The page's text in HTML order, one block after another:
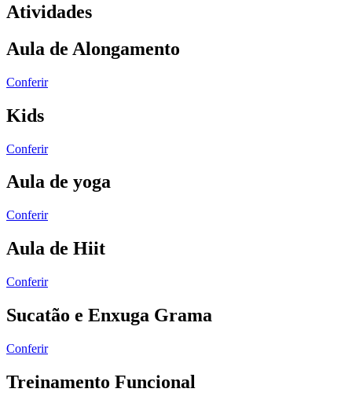
Atividades
Aula de Alongamento
Conferir
Kids
Conferir
Aula de yoga
Conferir
Aula de Hiit
Conferir
Sucatão e Enxuga Grama
Conferir
Treinamento Funcional